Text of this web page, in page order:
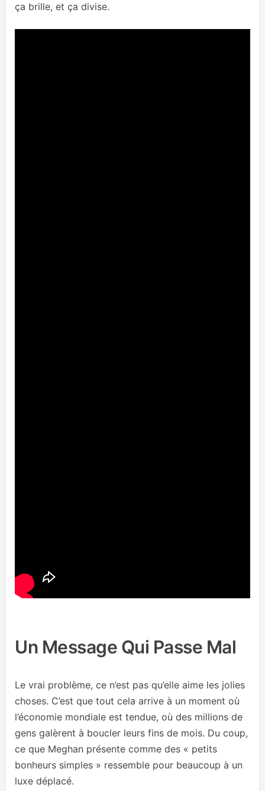
ça brille, et ça divise.
Un Message Qui Passe Mal
Le vrai problème, ce n’est pas qu’elle aime les jolies
choses. C’est que tout cela arrive à un moment où
l’économie mondiale est tendue, où des millions de
gens galèrent à boucler leurs fins de mois. Du coup,
ce que Meghan présente comme des « petits
bonheurs simples » ressemble pour beaucoup à un
luxe déplacé.